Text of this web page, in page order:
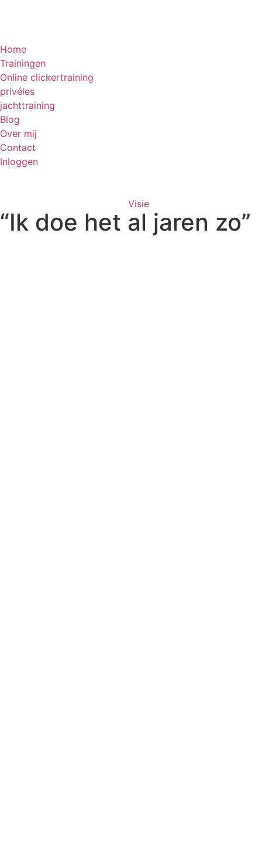
Home
Trainingen
Online clickertraining
privéles
jachttraining
Blog
Over mij
Contact
Inloggen
Visie
“Ik doe het al jaren zo”